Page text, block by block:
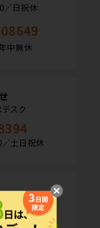
／日祝休
中無休
スク
／土日祝休